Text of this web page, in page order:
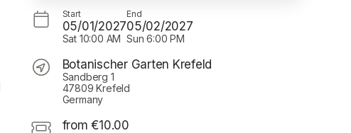
Start
05/01/2027
Sat 10:00 AM
End
05/02/2027
Sun 6:00 PM
Botanischer Garten Krefeld
Sandberg 1
47809 Krefeld
Germany
from €10.00